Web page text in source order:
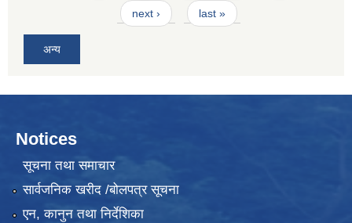
next › last »
अन्य
Notices
सूचना तथा समाचार
सार्वजनिक खरीद /बोलपत्र सूचना
एन, कानुन तथा निर्देशिका